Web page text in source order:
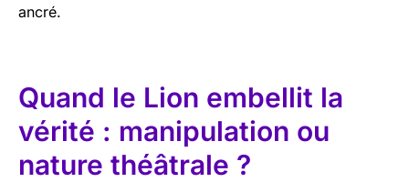
ancré.
Quand le Lion embellit la
vérité : manipulation ou
nature théâtrale ?